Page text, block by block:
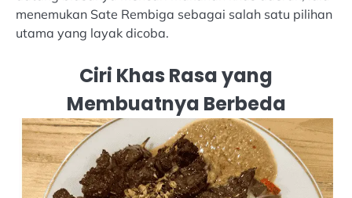
menemukan Sate Rembiga sebagai salah satu pilihan
utama yang layak dicoba.
Ciri Khas Rasa yang
Membuatnya Berbeda